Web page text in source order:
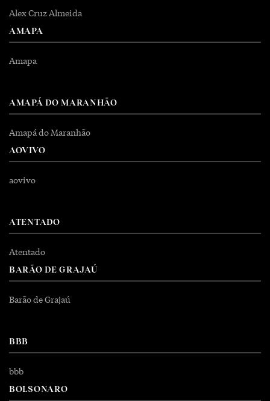
Alex Cruz Almeida
AMAPA
Amapa
AMAPÁ DO MARANHÃO
Amapá do Maranhão
AOVIVO
aovivo
ATENTADO
Atentado
BARÃO DE GRAJAÚ
Barão de Grajaú
BBB
bbb
BOLSONARO